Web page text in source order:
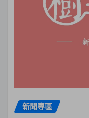
新聞專區